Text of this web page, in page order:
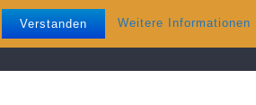
Verstanden Weitere Informationen